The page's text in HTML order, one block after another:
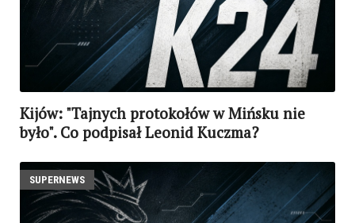
Kijów: "Tajnych protokołów w Mińsku nie
było". Co podpisał Leonid Kuczma?
SUPERNEWS